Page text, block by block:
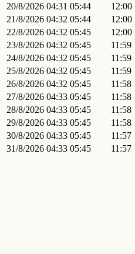
20/8/2026 04:31 05:44 12:00
21/8/2026 04:32 05:44 12:00
22/8/2026 04:32 05:45 12:00
23/8/2026 04:32 05:45 11:59
24/8/2026 04:32 05:45 11:59
25/8/2026 04:32 05:45 11:59
26/8/2026 04:32 05:45 11:58
27/8/2026 04:33 05:45 11:58
28/8/2026 04:33 05:45 11:58
29/8/2026 04:33 05:45 11:58
30/8/2026 04:33 05:45 11:57
31/8/2026 04:33 05:45 11:57